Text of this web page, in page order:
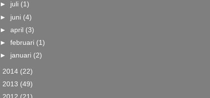
► juli (1)
► juni (4)
►april (3)
►februari (1)
► januari (2)
2014 (22)
2013 (49)